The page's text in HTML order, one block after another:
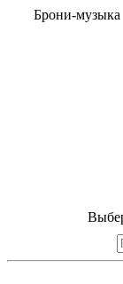
Брони-музыка